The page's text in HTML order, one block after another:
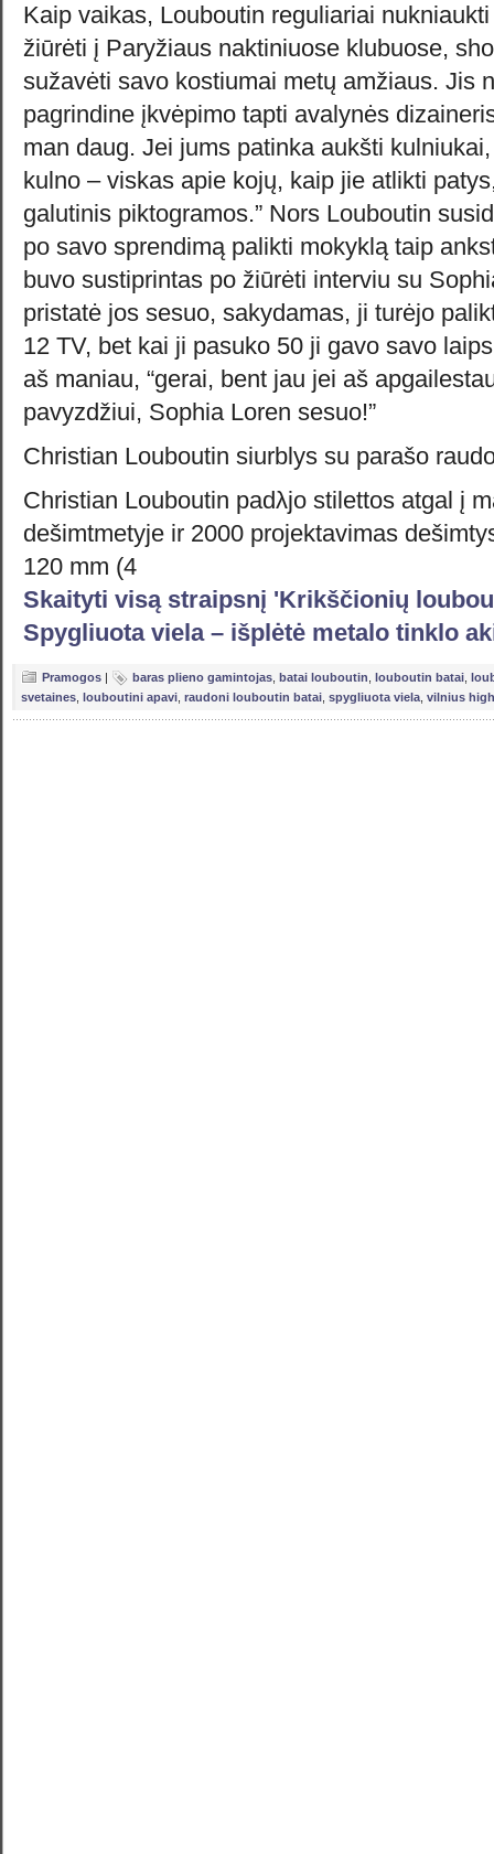
Kaip vaikas, Louboutin reguliariai
žiūrėti į Paryžiaus naktiniuose klubuose,
sužavėti savo kostiumai metų amžiaus. Jis
pagrindine įkvėpimo tapti avalynės
man daug. Jei jums patinka aukšti
kulno – viskas apie kojų, kaip jie atlikti
galutinis piktogramos.” Nors Louboutin
po savo sprendimą palikti mokyklą taip
buvo sustiprintas po žiūrėti interviu su
pristatė jos sesuo, sakydamas, ji turėjo
12 TV, bet kai ji pasuko 50 ji gavo savo
aš maniau, “gerai, bent jau jei aš
pavyzdžiui, Sophia Loren sesuo!”
Christian Louboutin siurblys su parašo
Christian Louboutin padλjo stilettos atgal į
dešimtmetyje ir 2000 projektavimas
120 mm (4
Skaityti visą straipsnį 'Krikščionių
Spygliuota viela – išplėtė metalo tinklo
Pramogos | baras plieno gamintojas batai louboutin louboutin batai
svetaines louboutini apavi raudoni louboutin batai spygliuota viela vilnius